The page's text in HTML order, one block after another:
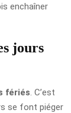
enchaîner
jours
fériés . C’est
se font piéger